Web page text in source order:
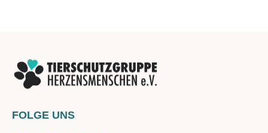
FOLGE UNS